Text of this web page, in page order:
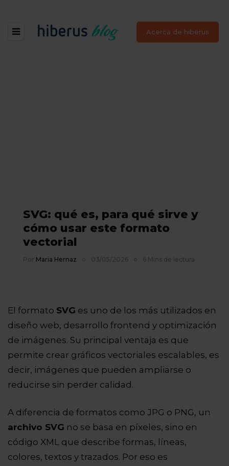
Acerca de hiberus
SVG: qué es, para qué sirve y
cómo usar este formato
vectorial
Por Maria Hernaz 03/05/2026 6 Mins de lectura
El formato SVG es uno de los más utilizados en
diseño web, desarrollo frontend y optimización
de imágenes. Su principal ventaja es que
permite crear gráficos vectoriales escalables, es
decir, imágenes que pueden ampliarse o
reducirse sin perder calidad.
A diferencia de formatos como JPG o PNG, un
archivo SVG no se basa en píxeles, sino en
código XML que describe formas, líneas,
colores, textos y trazados. Por eso es